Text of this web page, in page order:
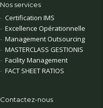
Nos services
Certification IMS
Excellence Opérationnelle
Management Outsourcing
MASTERCLASS GESTIONIS
Facility Management
FACT SHEET RATIOS
Contactez-nous